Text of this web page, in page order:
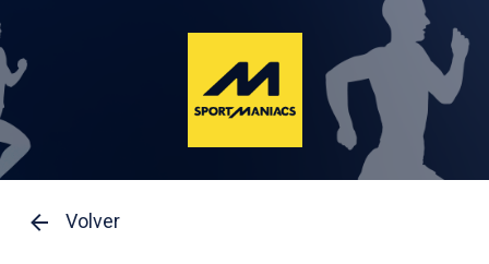
Volver